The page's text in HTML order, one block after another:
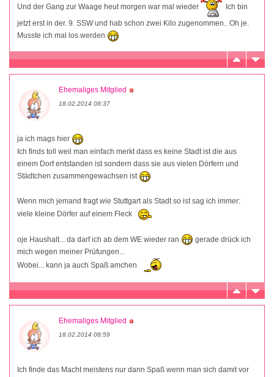
Und der Gang zur Waage heut morgen war mal wieder
Ich bin
jetzt erst in der. 9. SSW und hab schon zwei Kilo zugenommen.. Oh je.
Musste ich mal los werden
Ehemaliges Mitglied
18.02.2014 08:37
ja ich mags hier
Ich finds toll weil man einfach merkt dass es keine Stadt ist die aus
einem Dorf entstanden ist sondern dass sie aus vielen Dörfern und
Städtchen zusammengewachsen ist
Wenn mich jemand fragt wie Stuttgart als Stadt so ist sag ich immer:
viele kleine Dörfer auf einem Fleck
oje Haushalt... da darf ich ab dem WE wieder ran
gerade drück ich
mich wegen meiner Prüfungen...
Wobei... kann ja auch Spaß amchen
Ehemaliges Mitglied
18.02.2014 08:59
Ich finde das Macht meistens nur dann Spaß wenn man sich damit vor